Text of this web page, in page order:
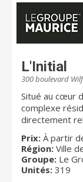
L'Initial
300 boulevard
Situé au cœur
complexe
directement
vaste choix
restaurants et
grande variété
tout Gatineau.
Prix: À partir
Région: Ville
Groupe: Le
Unités: 319